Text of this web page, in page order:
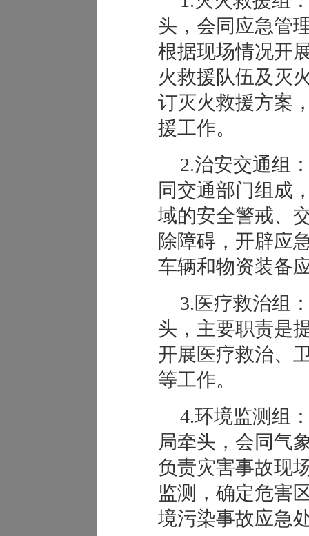
头，会同应急管
根据现场情况开
火救援队伍及灭
订灭火救援方案
援工作。
2.治安交通组
同交通部门组成
域的安全警戒、
除障碍，开辟应
车辆和物资装备
3.医疗救治组
头，主要职责是
开展医疗救治、
等工作。
4.环境监测组
局牵头，会同气
负责灾害事故现
监测，确定危害
境污染事故应急